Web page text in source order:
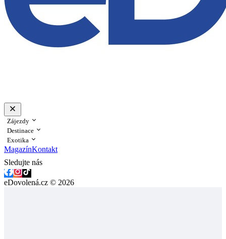
Zájezdy
Destinace
Exotika
MagazínKontakt
Sledujte nás
eDovolená.cz © 2026